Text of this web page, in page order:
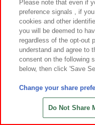
ハンギョドン グランデぬいぐ
2026年6月第2週～登場
Please note that even if
preference signals , if
cookies and other
you will be deemed to
regardless of the opt-out
understand and agree to
consent on the following
below, then click 'Save
Change your share
Do Not Share